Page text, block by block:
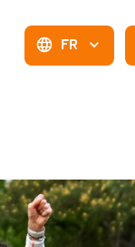
FR